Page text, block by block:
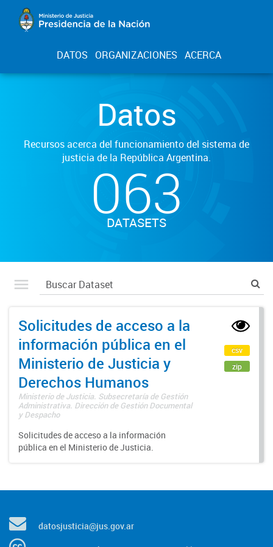
DATOS ORGANIZACIONES ACERCA
Datos
Recursos acerca del funcionamiento del sistema de
justicia de la República Argentina.
063
DATASETS
Solicitudes de acceso a la
información pública en el
Ministerio de Justicia y
Derechos Humanos
Ministerio de Justicia. Subsecretaría de Gestión
Administrativa. Dirección de Gestión Documental
y Despacho
Solicitudes de acceso a la información
pública en el Ministerio de Justicia.
csv
zip
datosjusticia@jus.gov.ar